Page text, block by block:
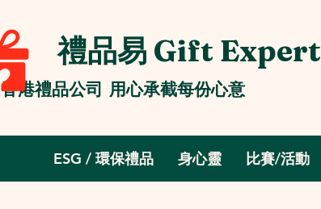
香港禮品公司 用心承截每份心意
禮品易 Gift Expert
ESG / 環保禮品 身心靈 比賽/活動